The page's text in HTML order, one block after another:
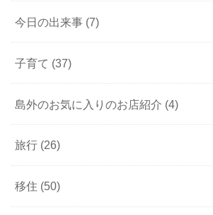
今日の出来事 (7)
子育て (37)
島外のお気に入りのお店紹介 (4)
旅行 (26)
移住 (50)